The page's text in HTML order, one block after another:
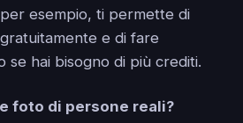
esempio, ti permette di
e di fare
se hai bisogno di più crediti.
foto di persone reali?